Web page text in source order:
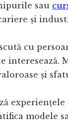
sau
și
cu
interesează.
și
modele